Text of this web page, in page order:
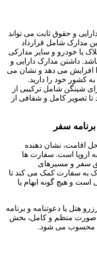
و حقوق ثابت می تواند
مدارک شامل قرارداد
یا خودرو و سایر مدارکی
داشتن مدارک دارایی و
افزایش می دهد و نشان می
کشور خود را دارید.
شینگن شامل ترکیبی از
تصویر کامل و شفافی از
سفر
اقامت، نشان دهنده
اروپا است. سفارت ها
سفر و مسیرهای
به سفارت کمک می کند تا
و هیچ گونه ابهام یا
هتل یا دعوتنامه و برنامه
صورت منظم و کامل، بخش
محسوب می شود.